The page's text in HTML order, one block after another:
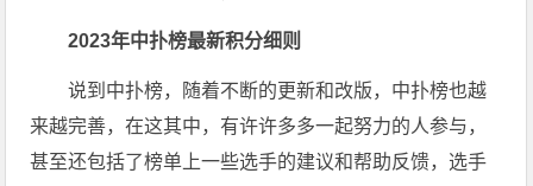
2023年中扑榜最新积分细则
说到中扑榜，随着不断的更新和改版，中扑榜也越
来越完善，在这其中，有许许多多一起努力的人参与，
甚至还包括了榜单上一些选手的建议和帮助反馈，选手